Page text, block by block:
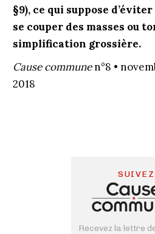
§9), ce qui suppose
se couper des masses ou
simplification grossière.
Cause communen°8 •
2018
SUIVEZ
Recevez la lettre